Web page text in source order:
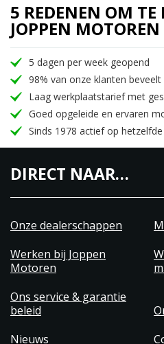
5 REDENEN OM TE
JOPPEN MOTOREN
5 dagen per week geopend
98% van onze klanten beveelt
Laag werkplaatstarief met
Goed opgeleide en ervaren
Sinds 1978 actief op
DIRECT NAAR…
Onze dealerschappen
Werken bij Joppen
Motoren
Ons service & garantie
beleid
Nieuws